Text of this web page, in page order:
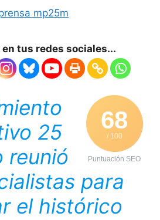
mp25m
tus redes sociales...
68
/ 100
Puntuación SEO
25
reunió
para
el histórico